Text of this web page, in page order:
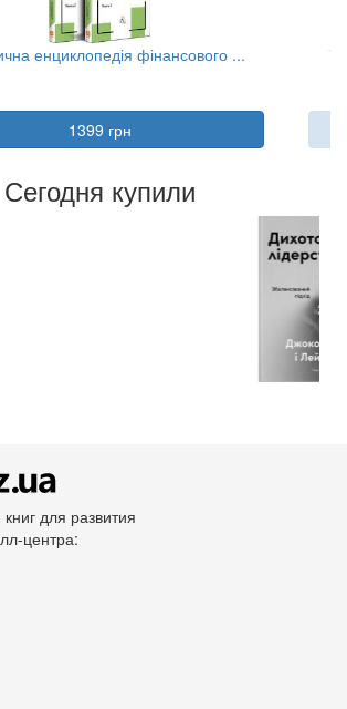
енциклопедія фінансового ...
1399 грн
Сегодня купили
для развития
центра: